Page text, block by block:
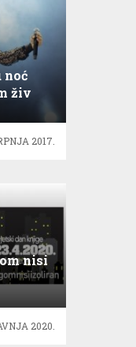
noć
živ
2017.
nisi
2020.